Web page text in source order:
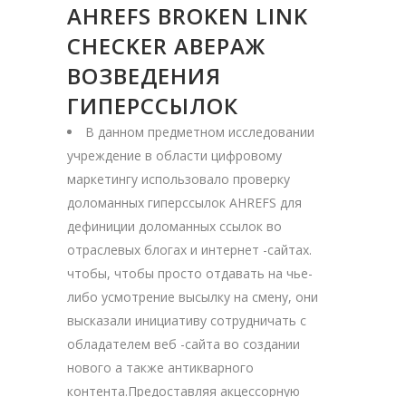
AHREFS BROKEN LINK
CHECKER АВЕРАЖ
ВОЗВЕДЕНИЯ
ГИПЕРССЫЛОК
В данном предметном исследовании
учреждение в области цифровому
маркетингу использовало проверку
доломанных гиперссылок AHREFS для
дефиниции доломанных ссылок во
отраслевых блогах и интернет -сайтах.
чтобы, чтобы просто отдавать на чье-
либо усмотрение высылку на смену, они
высказали инициативу сотрудничать с
обладателем веб -сайта во создании
нового а также антикварного
контента.Предоставляя акцессорную